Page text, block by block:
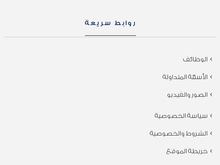
روابط سريعة
الوظائف
الأسئلة المتداولة
الصور والفيديو
سياسة الخصوصية
الشروط والخصوصية
خريطة الموقع